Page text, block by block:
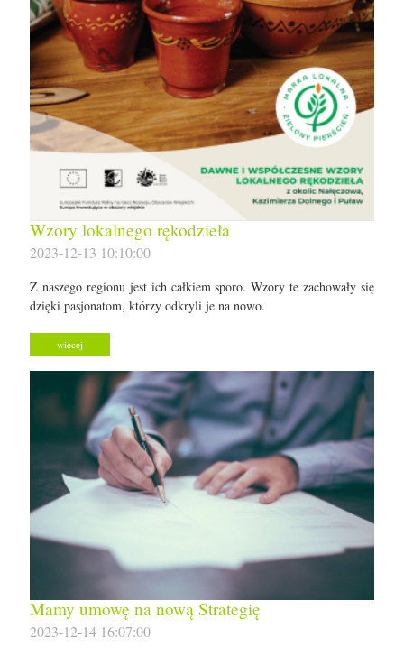
Wzory lokalnego rękodzieła
2023-12-13 10:10:00
Z naszego regionu jest ich całkiem sporo. Wzory te zachowały się
dzięki pasjonatom, którzy odkryli je na nowo.
więcej
Mamy umowę na nową Strategię
2023-12-14 16:07:00